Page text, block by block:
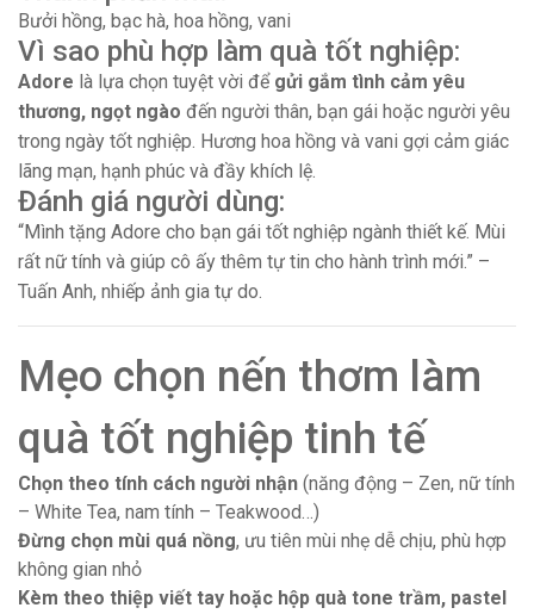
Bưởi hồng, bạc hà, hoa hồng, vani
Vì sao phù hợp làm quà tốt nghiệp:
Adore là lựa chọn tuyệt vời để gửi gắm tình cảm yêu
thương, ngọt ngào đến người thân, bạn gái hoặc người yêu
trong ngày tốt nghiệp. Hương hoa hồng và vani gợi cảm giác
lãng mạn, hạnh phúc và đầy khích lệ.
Đánh giá người dùng:
“Mình tặng Adore cho bạn gái tốt nghiệp ngành thiết kế. Mùi
rất nữ tính và giúp cô ấy thêm tự tin cho hành trình mới.” –
Tuấn Anh, nhiếp ảnh gia tự do.
Mẹo chọn nến thơm làm
quà tốt nghiệp tinh tế
Chọn theo tính cách người nhận (năng động – Zen, nữ tính
– White Tea, nam tính – Teakwood…)
Đừng chọn mùi quá nồng, ưu tiên mùi nhẹ dễ chịu, phù hợp
không gian nhỏ
Kèm theo thiệp viết tay hoặc hộp quà tone trầm, pastel